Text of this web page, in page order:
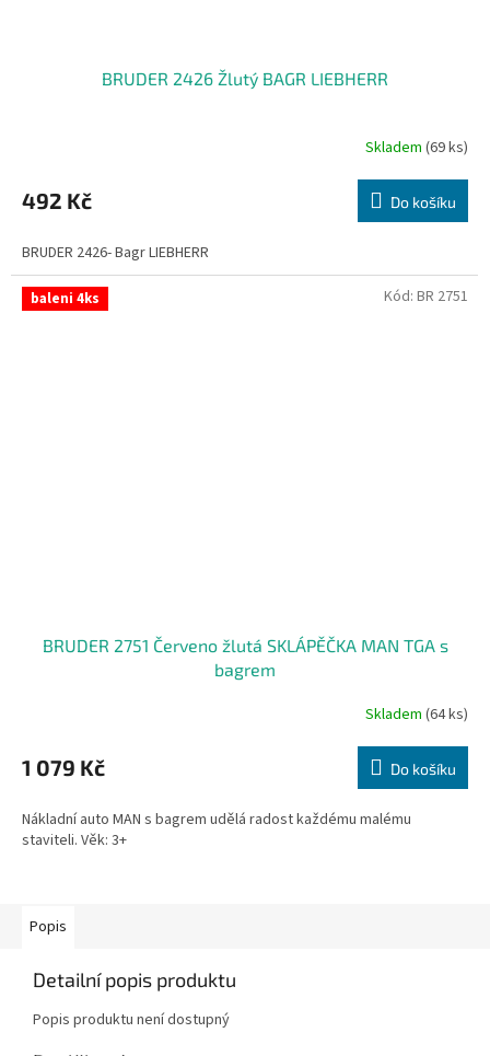
BRUDER 2426 Žlutý BAGR LIEBHERR
Skladem (69 ks)
492 Kč Do košíku
BRUDER 2426- Bagr LIEBHERR
baleni 4ks
BRUDER 2751 Červeno žlutá SKLÁPĚČKA MAN TGA s
bagrem
Skladem (64 ks)
1 079 Kč Do košíku
Nákladní auto MAN s bagrem udělá radost každému malému
staviteli. Věk: 3+
Kód: BR 2751
Popis
Detailní popis produktu
Popis produktu není dostupný